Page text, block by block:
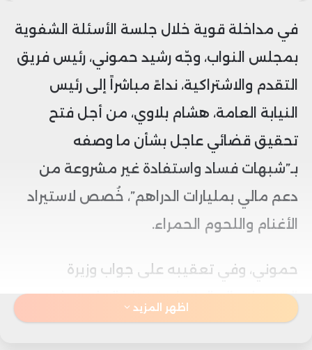
في مداخلة قوية خلال جلسة الأسئلة الشفوية
بمجلس النواب، وجّه رشيد حموني، رئيس فريق
التقدم والاشتراكية، نداءً مباشراً إلى رئيس
النيابة العامة، هشام بلاوي، من أجل فتح
تحقيق قضائي عاجل بشأن ما وصفه
بـ”شبهات فساد واستفادة غير مشروعة من
دعم مالي بمليارات الدراهم”، خُصص لاستيراد
الأغنام واللحوم الحمراء.
حموني، وفي تعقيبه على جواب وزيرة
الاقتصاد والمالية، نادية فتاح العلوي، شدد
على أن المعارضة طالبت في مناسبات
اظهر المزيد